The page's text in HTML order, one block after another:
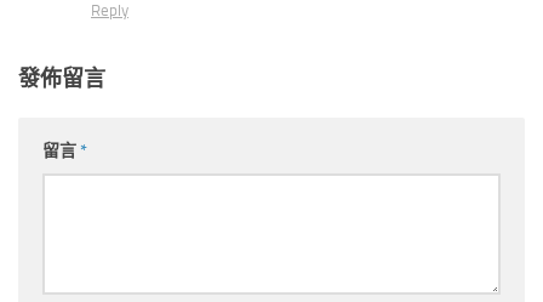
Reply
發佈留言
留言*